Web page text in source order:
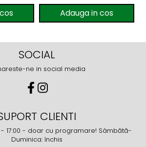
Adauga in cos
SOCIAL
ne in social media
CLIENTI
- 17:00 - doar cu programare! Sâmbătă-
Duminica: închis